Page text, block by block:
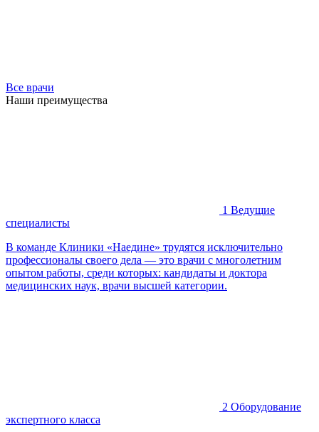
Все врачи
Наши преимущества
1 Ведущие
специалисты
В команде Клиники «Наедине» трудятся исключительно
профессионалы своего дела — это врачи с многолетним
опытом работы, среди которых: кандидаты и доктора
медицинских наук, врачи высшей категории.
2 Оборудование
экспертного класса